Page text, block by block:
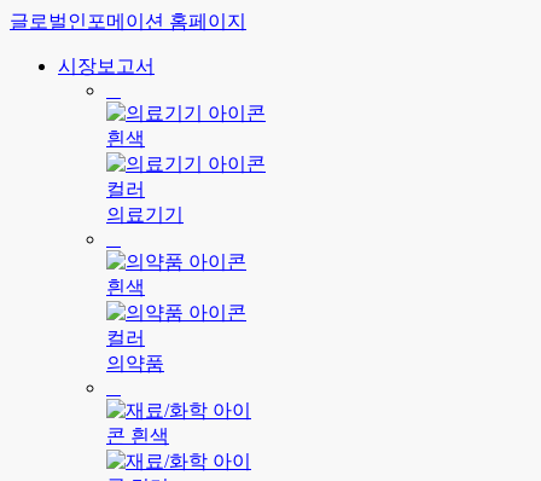
글로벌인포메이션 홈페이지
시장보고서
의료기기
의약품